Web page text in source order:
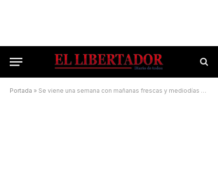
Portada » Se viene una semana con mañanas frescas y mediodías cálidos